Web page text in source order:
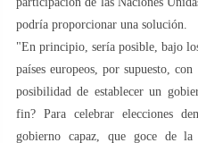
podría proporcionar una solución.
"En principio, sería posible, bajo
países europeos, por supuesto,
posibilidad de establecer un
fin? Para celebrar elecciones
gobierno capaz, que goce de